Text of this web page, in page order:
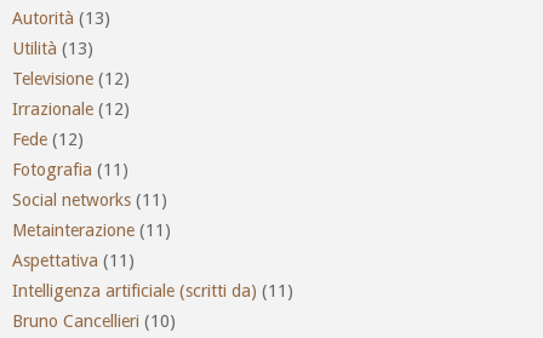
Autorità (13)
Utilità (13)
Televisione (12)
Irrazionale (12)
Fede (12)
Fotografia (11)
Social networks (11)
Metainterazione (11)
Aspettativa (11)
Intelligenza artificiale (scritti da) (11)
Bruno Cancellieri (10)